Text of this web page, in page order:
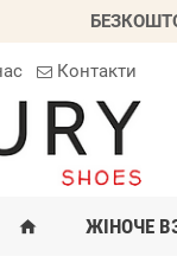
Контакти
home ЖІНОЧЕ